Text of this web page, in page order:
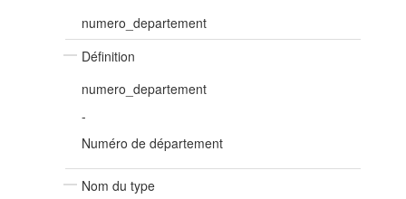
numero_departement
Définition
numero_departement
-
Numéro de département
Nom du type